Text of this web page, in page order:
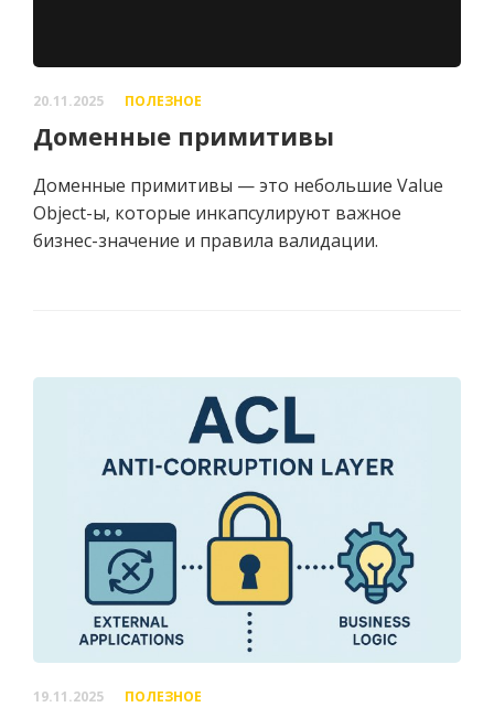
20.11.2025 ПОЛЕЗНОЕ
Доменные примитивы
Доменные примитивы — это небольшие Value
Object-ы, которые инкапсулируют важное
бизнес-значение и правила валидации.
19.11.2025 ПОЛЕЗНОЕ